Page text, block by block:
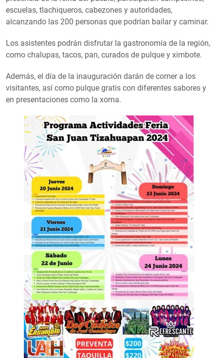
escuelas, tlachiqueros, cabezones y autoridades,
alcanzando las 200 personas que podrían bailar y caminar.
Los asistentes podrán disfrutar la gastronomía de la región,
como chalupas, tacos, pan, curados de pulque y ximbote.
Además, el día de la inauguración darán de comer a los
visitantes, así como pulque gratis con diferentes sabores y
en presentaciones como la xoma.